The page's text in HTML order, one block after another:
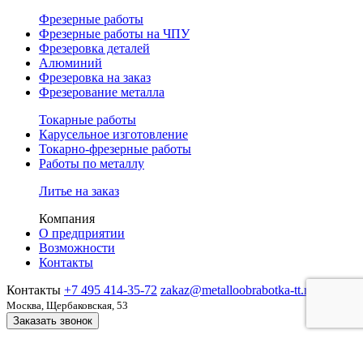
Фрезерные работы
Фрезерные работы на ЧПУ
Фрезеровка деталей
Алюминий
Фрезеровка на заказ
Фрезерование металла
Токарные работы
Карусельное изготовление
Токарно-фрезерные работы
Работы по металлу
Литье на заказ
Компания
О предприятии
Возможности
Контакты
Контакты +7 495 414-35-72 zakaz@metalloobrabotka-tt.ru
Москва, Щербаковская, 53
Заказать звонок